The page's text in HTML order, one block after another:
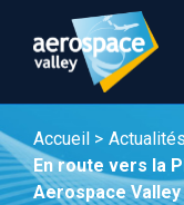
contenu
Accueil >
En route vers la
Aerospace